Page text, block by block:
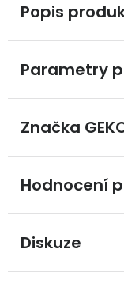
Popis
Parametry
Značka
Hodnocení
Diskuze